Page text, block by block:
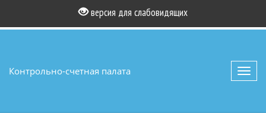
версия для слабовидящих
Контрольно-счетная палата